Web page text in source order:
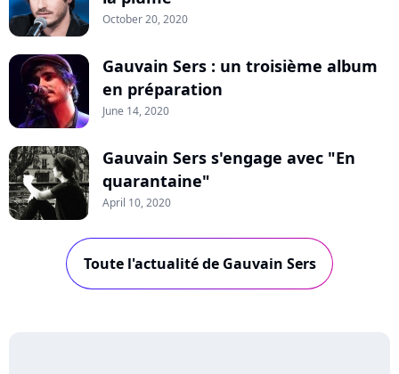
October 20, 2020
Gauvain Sers : un troisième album
en préparation
June 14, 2020
Gauvain Sers s'engage avec "En
quarantaine"
April 10, 2020
Toute l'actualité de Gauvain Sers